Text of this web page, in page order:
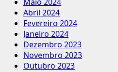
Abril 2024
Fevereiro 2024
Janeiro 2024
Dezembro 2023
Novembro 2023
Outubro 2023